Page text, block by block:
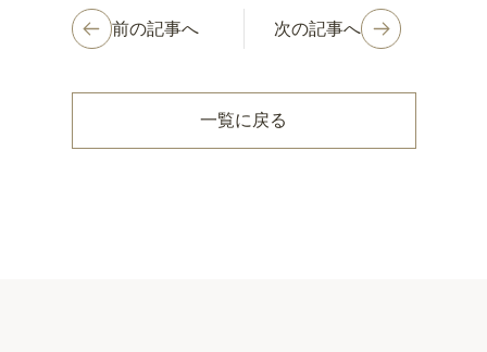
前の記事へ
一覧に戻る
次の記事へ